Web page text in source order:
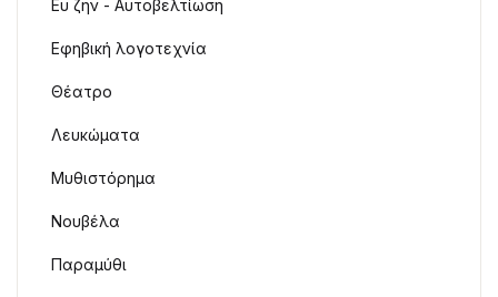
Ευ ζην - Αυτοβελτίωση
Εφηβική λογοτεχνία
Θέατρο
Λευκώματα
Μυθιστόρημα
Νουβέλα
Παραμύθι